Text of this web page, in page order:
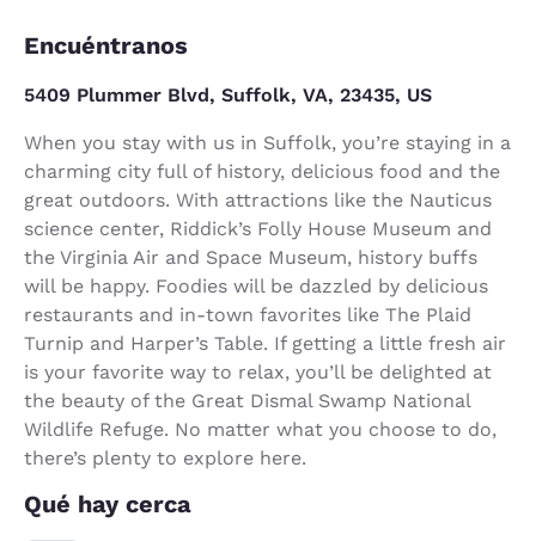
Encuéntranos
5409 Plummer Blvd, Suffolk, VA, 23435, US
When you stay with us in Suffolk, you’re staying in a
charming city full of history, delicious food and the
great outdoors. With attractions like the Nauticus
science center, Riddick’s Folly House Museum and
the Virginia Air and Space Museum, history buffs
will be happy. Foodies will be dazzled by delicious
restaurants and in-town favorites like The Plaid
Turnip and Harper’s Table. If getting a little fresh air
is your favorite way to relax, you’ll be delighted at
the beauty of the Great Dismal Swamp National
Wildlife Refuge. No matter what you choose to do,
there’s plenty to explore here.
Qué hay cerca